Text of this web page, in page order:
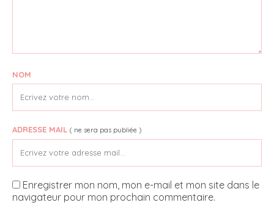
NOM
ADRESSE MAIL ( ne sera pas publiée )
Enregistrer mon nom, mon e-mail et mon site dans le
navigateur pour mon prochain commentaire.